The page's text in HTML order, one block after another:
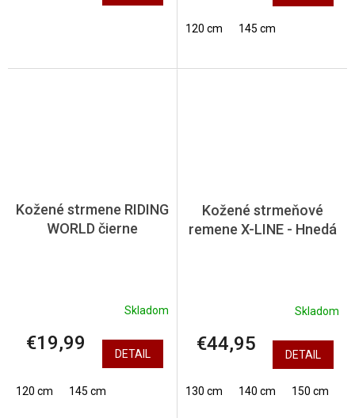
120 cm 145 cm
Kožené strmene RIDING
WORLD čierne
Skladom
€19,99 DETAIL
120 cm 145 cm
Kožené strmeňové
remene X-LINE - Hnedá
Skladom
€44,95 DETAIL
130 cm 140 cm 150 cm